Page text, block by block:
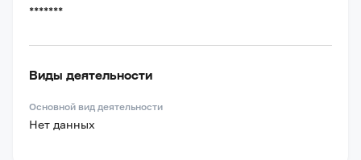
*******
Виды деятельности
Основной вид деятельности
Нет данных